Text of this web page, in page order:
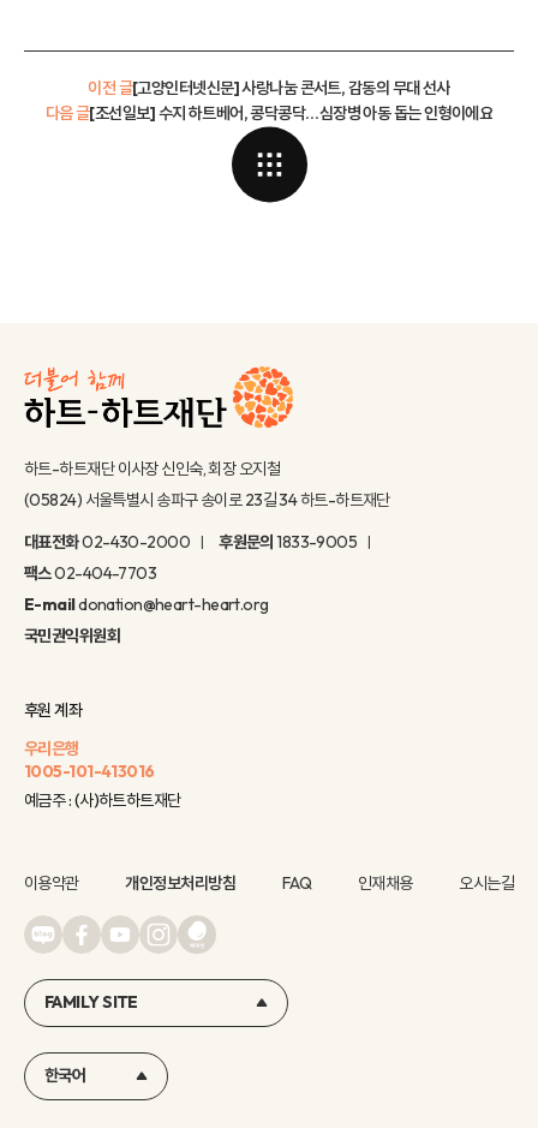
이전 글[고양인터넷신문] 사랑나눔 콘서트, 감동의 무대 선사
[조선일보] 수지 하트베어, 콩닥콩닥…심장병 아동 돕는 인형이에요
다음 글
하트-하트재단 이사장 신인숙, 회장 오지철
(05824) 서울특별시 송파구 송이로 23길 34 하트-하트재단
대표전화02-430-2000 후원문의1833-9005
팩스02-404-7703
E-maildonation@heart-heart.org
국민권익위원회
후원 계좌
우리은행
1005-101-413016
예금주 : (사)하트하트재단
이용약관 개인정보처리방침 FAQ 인재채용 오시는길
FAMILY SITE
한국어